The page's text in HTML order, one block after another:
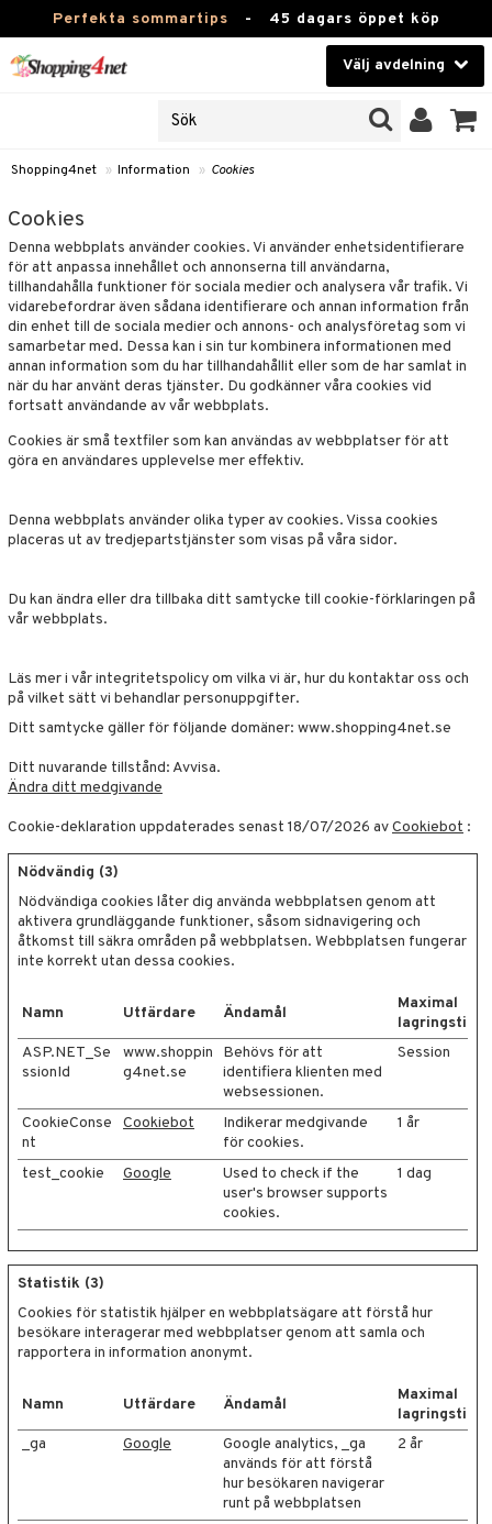
Perfekta sommartips - 45 dagars öppet köp
Välj avdelning
Kontaktlinser
Hälsokost
Apotek
Fitness
Hem & Inredning
Leksaker, Barn & Baby
Varumärken
Shopping4net » Information » Cookies
Cookies
Denna webbplats använder cookies. Vi använder enhetsidentifierare
för att anpassa innehållet och annonserna till användarna,
tillhandahålla funktioner för sociala medier och analysera vår trafik. Vi
vidarebefordrar även sådana identifierare och annan information från
din enhet till de sociala medier och annons- och analysföretag som vi
samarbetar med. Dessa kan i sin tur kombinera informationen med
annan information som du har tillhandahållit eller som de har samlat in
när du har använt deras tjänster. Du godkänner våra cookies vid
fortsatt användande av vår webbplats.
Cookies är små textfiler som kan användas av webbplatser för att
göra en användares upplevelse mer effektiv.
Denna webbplats använder olika typer av cookies. Vissa cookies
placeras ut av tredjepartstjänster som visas på våra sidor.
Du kan ändra eller dra tillbaka ditt samtycke till cookie-förklaringen på
vår webbplats.
Läs mer i vår integritetspolicy om vilka vi är, hur du kontaktar oss och
på vilket sätt vi behandlar personuppgifter.
Ditt samtycke gäller för följande domäner: www.shopping4net.se
Ditt nuvarande tillstånd: Avvisa.
Ändra ditt medgivande
Cookie-deklaration uppdaterades senast 18/07/2026 avCookiebot :
Nödvändig (3)
Nödvändiga cookies låter dig använda webbplatsen genom att
aktivera grundläggande funktioner, såsom sidnavigering och
åtkomst till säkra områden på webbplatsen. Webbplatsen fungerar
inte korrekt utan dessa cookies.
Namn Utfärdare Ändamål
Maximal
lagringstid
ASP.NET_Se
ssionId
www.shoppin
g4net.se
Behövs för att
identifiera klienten med
websessionen.
Session
CookieConse
nt
Cookiebot
Indikerar medgivande
för cookies.
1 år
test_cookie Google
Used to check if the
user's browser supports
cookies.
1 dag
Statistik (3)
Cookies för statistik hjälper en webbplatsägare att förstå hur
besökare interagerar med webbplatser genom att samla och
rapportera in information anonymt.
Namn Utfärdare Ändamål
Maximal
lagringstid
_ga
Google
Google analytics, _ga
används för att förstå
hur besökaren navigerar
runt på webbplatsen
2 år
svar
Shopping4net
Beautystore